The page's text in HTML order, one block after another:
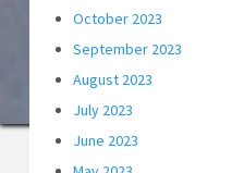
October 2023
September 2023
August 2023
July 2023
June 2023